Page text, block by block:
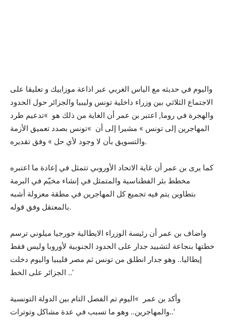
واليوم في حديثه مع الياس الغربي عبر اذاعة موزاييك و تعليقا على
الاجتماع الثلاثي بين وزراء داخلية تونس وليبيا والجزائر حول الحدود
والهجرة في روما, اعتبر بن عمر أن الغاية من ذلك هو »تدعيم طرد
المهاجرين إلى تونس » مشيرا إلى أن »تونس بصدد تعميق الأزمة
والتسويق بأن لا وجود لأي حل » وفق تقديره.
كما يرى بن عمر أن غاية الاتحاد الأوروبي تتمثل في إعادة ما اعتبره
مخطط بئر الفطناسية والمتمثل في إنشاء مخيّم في البرمة
بتطاوين يتم فيه تجميع كل المهاجرين في مطقة معزولة أشبه
بالمعتقل وفق قوله.
واضاف بن عمر أن رئيسة الوزراء الايطالية جورجيا ميلوني ترسم
خطتها بنجاعة لتشييد جدار على الحدود الجنوبية لأوروبا وليس فقط
إيطاليا.. وهو جدار انطلق من تونس ثم مصر فليبيا واليوم دخلت
الجزائر على الخط ..’
وأكد بن عمر »اليوم تم الفصل التام بين الدولة التونسية
والمهاجرين.. وهو ما تسبب في عدة مشاكل وتوترات..’